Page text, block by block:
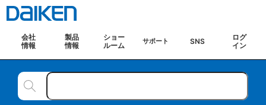
会社
情報
製品
情報
ショー
ルーム
サポート SNS
ログ
イン